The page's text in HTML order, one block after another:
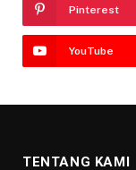
Pinterest
YouTube
TENTANG KAMI